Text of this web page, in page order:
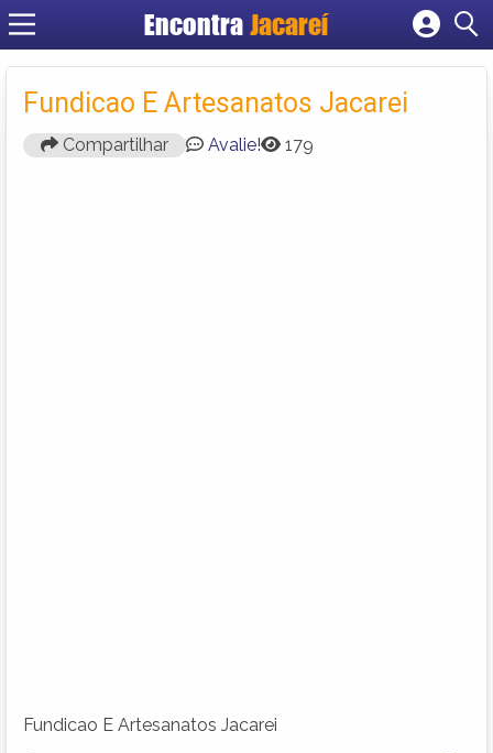
Encontra Jacareí
Cadastrar empresa
Criar conta
Fundicao E Artesanatos Jacarei
Compartilhar Avalie! 179
Fundicao E Artesanatos Jacarei